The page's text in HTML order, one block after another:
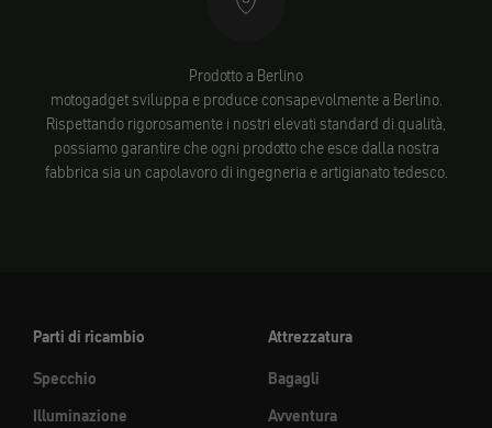
Prodotto a Berlino
motogadget sviluppa e produce consapevolmente a Berlino.
Rispettando rigorosamente i nostri elevati standard di qualità,
possiamo garantire che ogni prodotto che esce dalla nostra
fabbrica sia un capolavoro di ingegneria e artigianato tedesco.
Parti di ricambio
Specchio
Illuminazione
Attrezzatura
Bagagli
Avventura